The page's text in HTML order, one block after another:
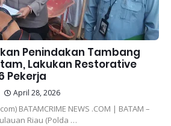
Penindakan Tambang
Lakukan Restorative
Pekerja
April 28, 2026
BATAMCRIME NEWS .COM | BATAM –
Riau (Polda …